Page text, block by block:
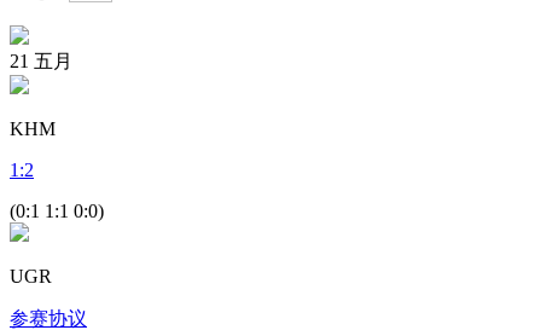
21 五月
KHM
1 :2
(0:1 1:1 0:0)
UGR
参赛协议